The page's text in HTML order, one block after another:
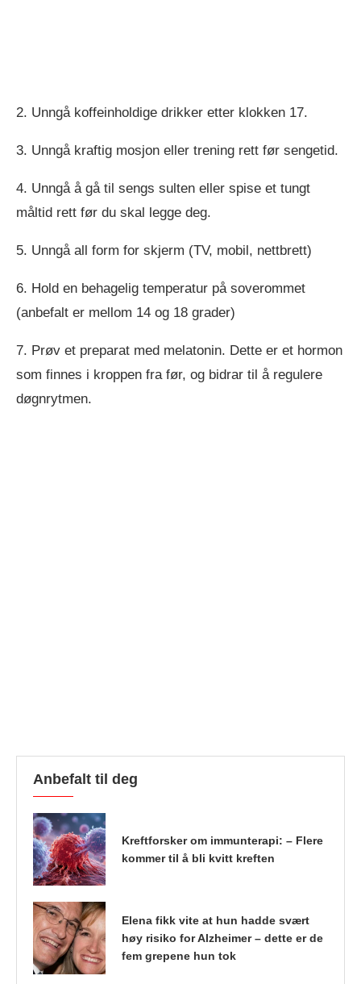
2. Unngå koffeinholdige drikker etter klokken 17.
3. Unngå kraftig mosjon eller trening rett før sengetid.
4. Unngå å gå til sengs sulten eller spise et tungt
måltid rett før du skal legge deg.
5. Unngå all form for skjerm (TV, mobil, nettbrett)
6. Hold en behagelig temperatur på soverommet
(anbefalt er mellom 14 og 18 grader)
7. Prøv et preparat med melatonin. Dette er et hormon
som finnes i kroppen fra før, og bidrar til å regulere
døgnrytmen.
Anbefalt til deg
Kreftforsker om immunterapi: – Flere
kommer til å bli kvitt kreften
Elena fikk vite at hun hadde svært
høy risiko for Alzheimer – dette er de
fem grepene hun tok